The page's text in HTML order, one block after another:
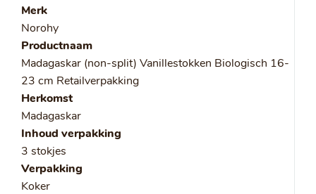
Merk
Norohy
Productnaam
Madagaskar (non-split) Vanillestokken Biologisch 16-
23 cm Retailverpakking
Herkomst
Madagaskar
Inhoud verpakking
3 stokjes
Verpakking
Koker